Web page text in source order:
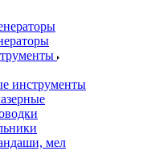
инструменты
мел